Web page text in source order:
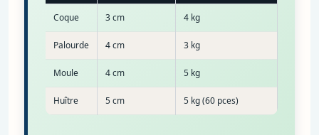
Coque 3 cm 4 kg
Palourde 4 cm 3 kg
Moule 4 cm 5 kg
Huître 5 cm 5 kg (60 pces)